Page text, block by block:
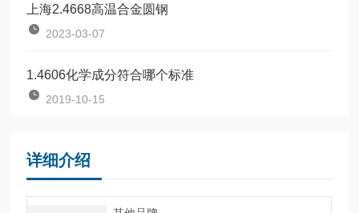
上海2.4668高温合金圆钢
2023-03-07
1.4606化学成分符合哪个标准
2019-10-15
详细介绍